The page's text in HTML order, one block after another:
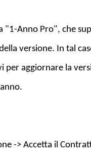
"1-Anno Pro", che
versione. In tal
per aggiornare la
-> Accetta il